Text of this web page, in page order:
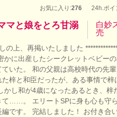
お気に入り:276 24h.ポイ
マと娘をとろ甘溺
白妙
売
上、再掲いたしました
かに出産したシークレットベビー
いた。 和の父親は高校時代の先輩
梓と和臣だったが、ある事情で梓
かし和が4歳になったあるとき、梓
て……。 エリートSPに身も心も守
です。 完結しました！ お付き合